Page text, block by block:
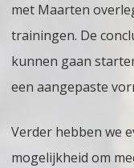
met Maarten
trainingen. De
kunnen gaan
een aangepaste
Verder hebben we
mogelijkheid om